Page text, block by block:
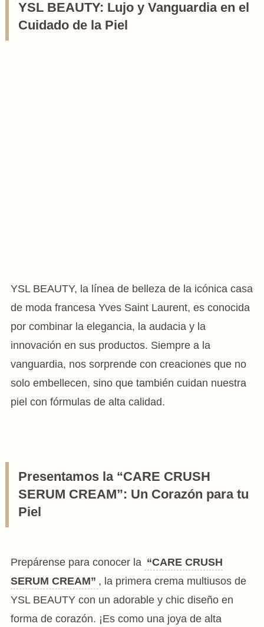
YSL BEAUTY: Lujo y Vanguardia en el
Cuidado de la Piel
YSL BEAUTY, la línea de belleza de la icónica casa
de moda francesa Yves Saint Laurent, es conocida
por combinar la elegancia, la audacia y la
innovación en sus productos. Siempre a la
vanguardia, nos sorprende con creaciones que no
solo embellecen, sino que también cuidan nuestra
piel con fórmulas de alta calidad.
Presentamos la “CARE CRUSH
SERUM CREAM”: Un Corazón para tu
Piel
Prepárense para conocer la “CARE CRUSH
SERUM CREAM” , la primera crema multiusos de
YSL BEAUTY con un adorable y chic diseño en
forma de corazón. ¡Es como una joya de alta